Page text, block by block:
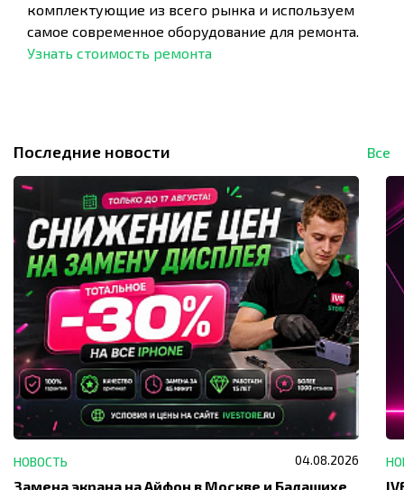
комплектующие из всего рынка и используем
самое современное оборудование для ремонта.
Узнать стоимость ремонта
Последние новости Все
НОВОСТЬ 04.08.2026
Замена экрана на Айфон в Москве и Балашихе